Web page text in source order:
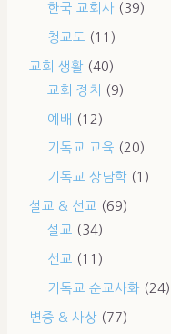
한국 교회사 (39)
청교도 (11)
교회 생활 (40)
교회 정치
(9)
예배 (12)
기독교 교육 (20)
기독교 상담학 (1)
설교 & 선교 (69)
설교 (34)
선교 (11)
기독교 순교사화 (24)
변증 & 사상 (77)